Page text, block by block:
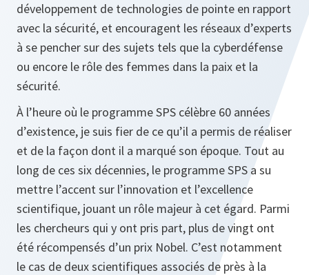
développement de technologies de pointe en rapport
avec la sécurité, et encouragent les réseaux d’experts
à se pencher sur des sujets tels que la cyberdéfense
ou encore le rôle des femmes dans la paix et la
sécurité.
À l’heure où le programme SPS célèbre 60 années
d’existence, je suis fier de ce qu’il a permis de réaliser
et de la façon dont il a marqué son époque. Tout au
long de ces six décennies, le programme SPS a su
mettre l’accent sur l’innovation et l’excellence
scientifique, jouant un rôle majeur à cet égard. Parmi
les chercheurs qui y ont pris part, plus de vingt ont
été récompensés d’un prix Nobel. C’est notamment
le cas de deux scientifiques associés de près à la